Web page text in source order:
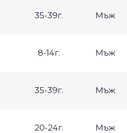
35-39г. Мъж
8-14г. Мъж
35-39г. Мъж
20-24г. Мъж